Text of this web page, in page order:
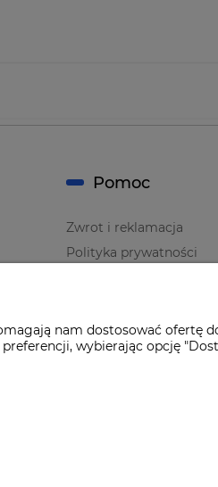
Pomoc
Zwrot i reklamacja
Polityka prywatności
nam dostosować ofertę
wybierając opcję